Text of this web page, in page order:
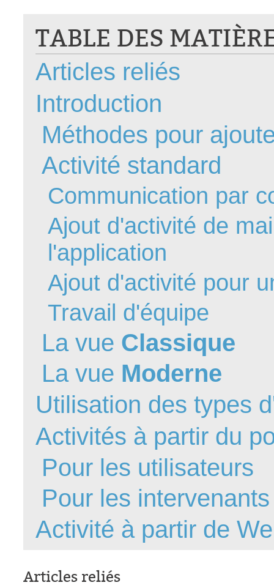
Collaboration
Comment nous
courriel smtp
Dépannage
Entra
Équipes non TI
FAQ
Foire aux
Formulaire
Gestion des
Gestion des
groupe
IA
Importation-
Incident
TABLE DES
Articles reliés
Introduction
Méthodes pour
Activité standard
Communication par
Ajout d'activité de
l'application
Ajout d'activité pour
Travail d'équipe
La vue Classique
La vue Moderne
Utilisation des types
Activités à partir du
Pour les utilisateurs
Pour les
Activité à partir de
Articles reliés